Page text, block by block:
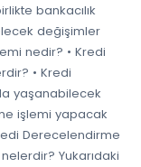
bankacılık
değişimler
nedir? • Kredi
• Kredi
yaşanabilecek
işlemi yapacak
Derecelendirme
Yukarıdaki